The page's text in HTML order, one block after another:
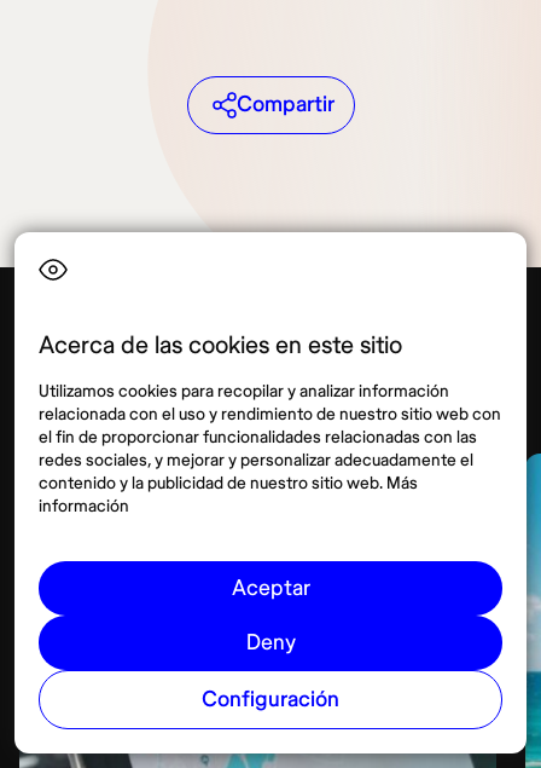
Acerca de las cookies en este sitio
Utilizamos cookies para recopilar y analizar información
relacionada con el uso y rendimiento de nuestro sitio web con
el fin de proporcionar funcionalidades relacionadas con las
redes sociales, y mejorar y personalizar adecuadamente el
contenido y la publicidad de nuestro sitio web. Más
información
Aceptar
Deny
Configuración
Compartir
Lifestyle Ver más